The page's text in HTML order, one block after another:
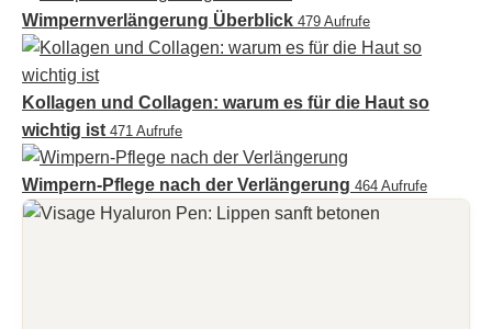
Wimpernverlängerung Überblick 479 Aufrufe
Kollagen und Collagen: warum es für die Haut so
wichtig ist 471 Aufrufe
Wimpern-Pflege nach der Verlängerung 464 Aufrufe